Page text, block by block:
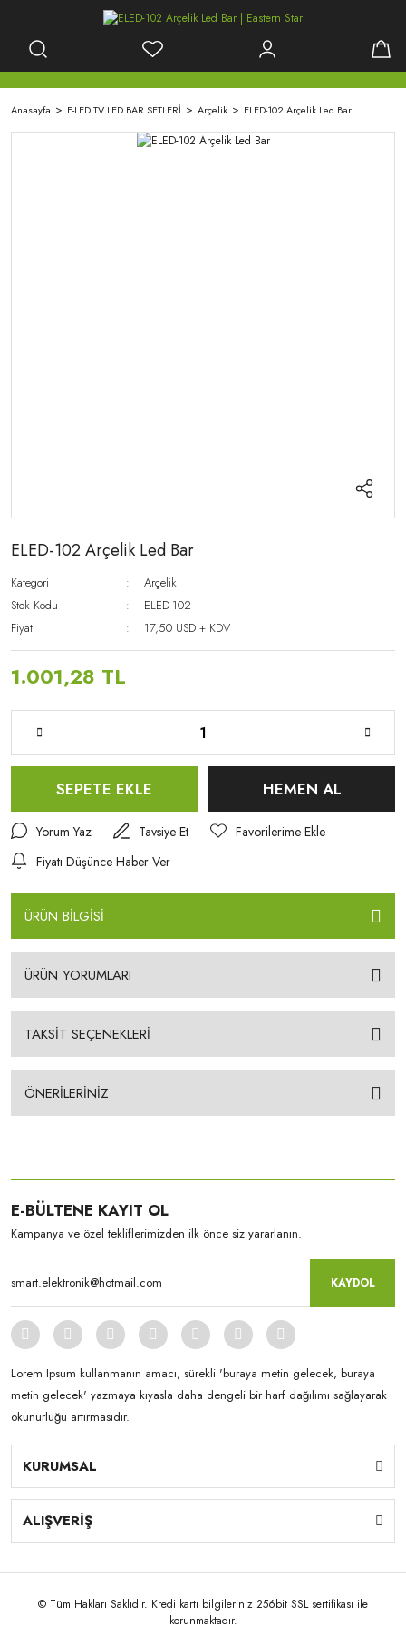
Anasayfa E-LED TV LED BAR SETLERİ Arçelik ELED-102 Arçelik Led Bar
ELED-102 Arçelik Led Bar
Kategori
Arçelik
Stok Kodu
ELED-102
Fiyat
17,50 USD + KDV
1.001,28 TL
SEPETE EKLE HEMEN AL
Yorum Yaz
Tavsiye Et
Fiyatı Düşünce Haber Ver
ÜRÜN BİLGİSİ
ÜRÜN YORUMLARI
TAKSİT SEÇENEKLERİ
ÖNERİLERİNİZ
E-BÜLTENE KAYIT OL
Kampanya ve özel tekliflerimizden ilk önce siz yararlanın.
KAYDOL
Lorem Ipsum kullanmanın amacı, sürekli 'buraya metin gelecek, buraya
metin gelecek' yazmaya kıyasla daha dengeli bir harf dağılımı sağlayarak
okunurluğu artırmasıdır.
KURUMSAL
ALIŞVERİŞ
© Tüm Hakları Saklıdır. Kredi kartı bilgileriniz 256bit SSL sertifikası ile
korunmaktadır.